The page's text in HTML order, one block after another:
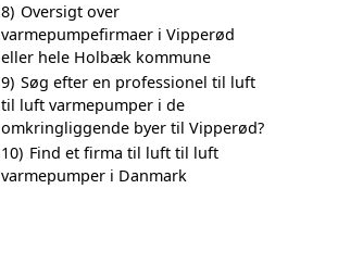
8) Oversigt over
varmepumpefirmaer i Vipperød
eller hele Holbæk kommune
9) Søg efter en professionel til luft
til luft varmepumper i de
omkringliggende byer til Vipperød?
10) Find et firma til luft til luft
varmepumper i Danmark